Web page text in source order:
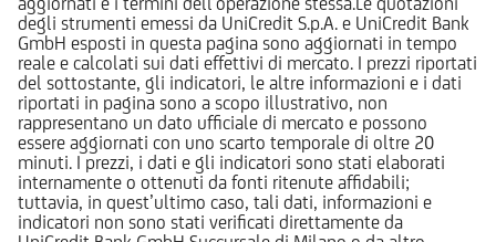
degli strumenti emessi da UniCredit S.p.A. e UniCredit Bank
GmbH esposti in questa pagina sono aggiornati in tempo
reale e calcolati sui dati effettivi di mercato. I prezzi riportati
del sottostante, gli indicatori, le altre informazioni e i dati
riportati in pagina sono a scopo illustrativo, non
rappresentano un dato ufficiale di mercato e possono
essere aggiornati con uno scarto temporale di oltre 20
minuti. I prezzi, i dati e gli indicatori sono stati elaborati
internamente o ottenuti da fonti ritenute affidabili;
tuttavia, in quest’ultimo caso, tali dati, informazioni e
indicatori non sono stati verificati direttamente da